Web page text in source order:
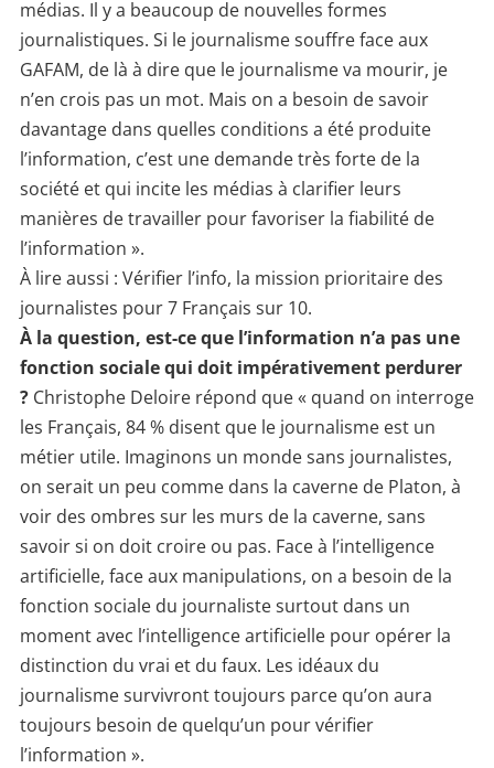
médias. Il y a beaucoup de nouvelles formes
journalistiques. Si le journalisme souffre face aux
GAFAM, de là à dire que le journalisme va mourir, je
n’en crois pas un mot. Mais on a besoin de savoir
davantage dans quelles conditions a été produite
l’information, c’est une demande très forte de la
société et qui incite les médias à clarifier leurs
manières de travailler pour favoriser la fiabilité de
l’information ».
À lire aussi : Vérifier l’info, la mission prioritaire des
journalistes pour 7 Français sur 10.
À la question, est-ce que l’information n’a pas une
fonction sociale qui doit impérativement perdurer
? Christophe Deloire répond que « quand on interroge
les Français, 84 % disent que le journalisme est un
métier utile. Imaginons un monde sans journalistes,
on serait un peu comme dans la caverne de Platon, à
voir des ombres sur les murs de la caverne, sans
savoir si on doit croire ou pas. Face à l’intelligence
artificielle, face aux manipulations, on a besoin de la
fonction sociale du journaliste surtout dans un
moment avec l’intelligence artificielle pour opérer la
distinction du vrai et du faux. Les idéaux du
journalisme survivront toujours parce qu’on aura
toujours besoin de quelqu’un pour vérifier
l’information ».